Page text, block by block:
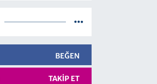
BEĞEN
TAKIP ET